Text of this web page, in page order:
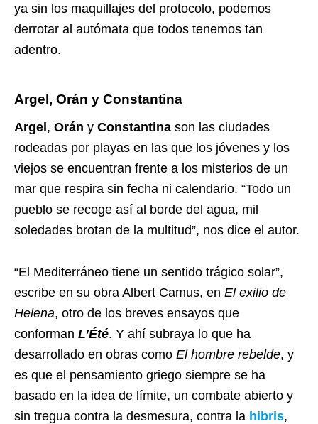
ya sin los maquillajes del protocolo, podemos
derrotar al autómata que todos tenemos tan
adentro.
Argel, Orán y Constantina
Argel, Orán y Constantina son las ciudades
rodeadas por playas en las que los jóvenes y los
viejos se encuentran frente a los misterios de un
mar que respira sin fecha ni calendario. “Todo un
pueblo se recoge así al borde del agua, mil
soledades brotan de la multitud”, nos dice el autor.
“El Mediterráneo tiene un sentido trágico solar”,
escribe en su obra Albert Camus, en El exilio de
Helena, otro de los breves ensayos que
conforman L’Été. Y ahí subraya lo que ha
desarrollado en obras como El hombre rebelde, y
es que el pensamiento griego siempre se ha
basado en la idea de límite, un combate abierto y
sin tregua contra la desmesura, contra la hibris,